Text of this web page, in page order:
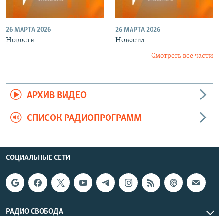
26 МАРТА 2026
Новости
26 МАРТА 2026
Новости
Смотреть все части
АРХИВ ВИДЕО
СПИСОК РАДИОПРОГРАММ
СОЦИАЛЬНЫЕ СЕТИ
РАДИО СВОБОДА